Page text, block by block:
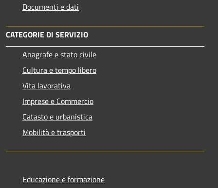
Documenti e dati
CATEGORIE DI SERVIZIO
Anagrafe e stato civile
Cultura e tempo libero
Vita lavorativa
Imprese e Commercio
Catasto e urbanistica
Mobilità e trasporti
Educazione e formazione